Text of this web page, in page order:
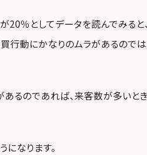
％としてデータを読んでみると
行動にかなりのムラがあるのでは
あるのであれば、来客数が多いと
になります。